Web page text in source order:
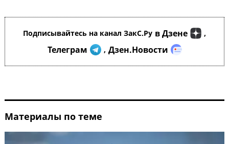
Подписывайтесь на канал ЗакС.Ру в Дзене ,
Телеграм , Дзен.Новости
Материалы по теме